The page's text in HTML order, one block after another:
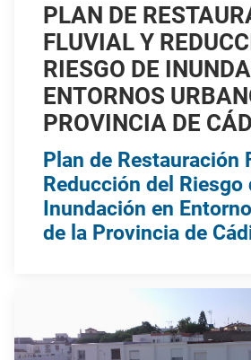
PLAN DE
FLUVIAL Y
RIESGO DE
ENTORNOS
PROVINCIA DE
Plan de Restauración
Reducción del Riesgo
Inundación en
de la Provincia de